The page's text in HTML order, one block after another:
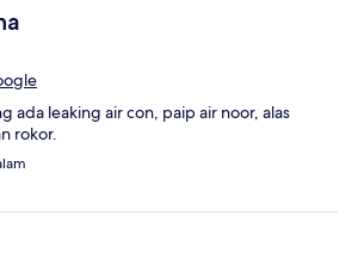
ada leaking air con, paip air noor, alas
rokor.